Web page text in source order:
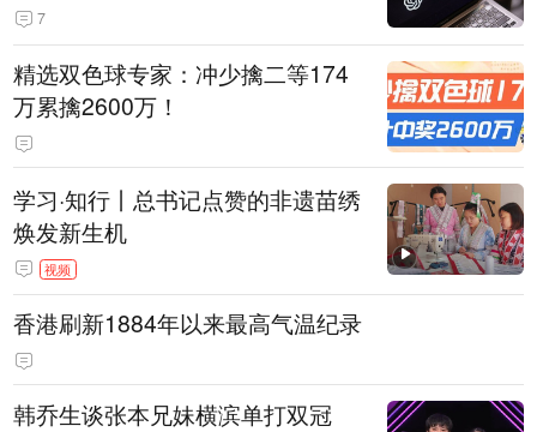
7
精选双色球专家：冲少擒二等174
万累擒2600万！
学习·知行丨总书记点赞的非遗苗绣
焕发新生机
视频
香港刷新1884年以来最高气温纪录
韩乔生谈张本兄妹横滨单打双冠